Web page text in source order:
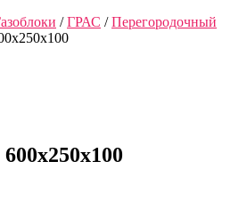
/ГРАС /Перегородочный